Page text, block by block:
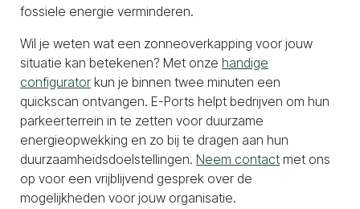
fossiele energie verminderen.
Wil je weten wat een zonneoverkapping voor jouw
situatie kan betekenen? Met onze handige
configurator kun je binnen twee minuten een
quickscan ontvangen. E-Ports helpt bedrijven om hun
parkeerterrein in te zetten voor duurzame
energieopwekking en zo bij te dragen aan hun
duurzaamheidsdoelstellingen. Neem contact met ons
op voor een vrijblijvend gesprek over de
mogelijkheden voor jouw organisatie.